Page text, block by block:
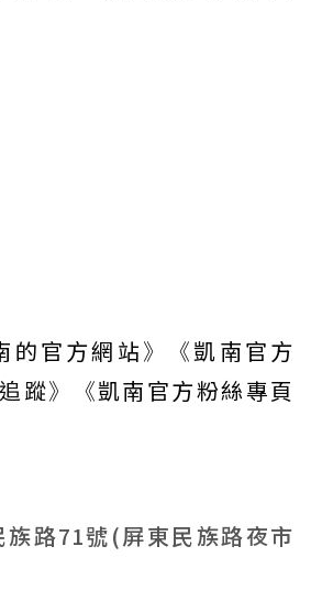
的官方網站》《凱南官方
蹤》《凱南官方粉絲專頁
路71號(屏東民族路夜市